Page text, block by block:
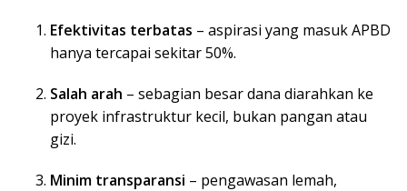
Efektivitas terbatas – aspirasi yang masuk APBD
hanya tercapai sekitar 50%.
Salah arah – sebagian besar dana diarahkan ke
proyek infrastruktur kecil, bukan pangan atau
gizi.
Minim transparansi – pengawasan lemah,